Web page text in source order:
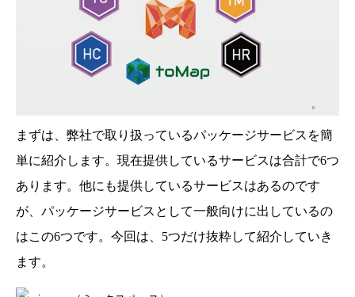
まずは、弊社で取り扱っているパッケージサービスを簡
単に紹介します。現在提供しているサービスは合計で6つ
あります。他にも提供しているサービスはあるのです
が、パッケージサービスとして一般向けに出しているの
はこの6つです。今回は、5つだけ抜粋して紹介していき
ます。